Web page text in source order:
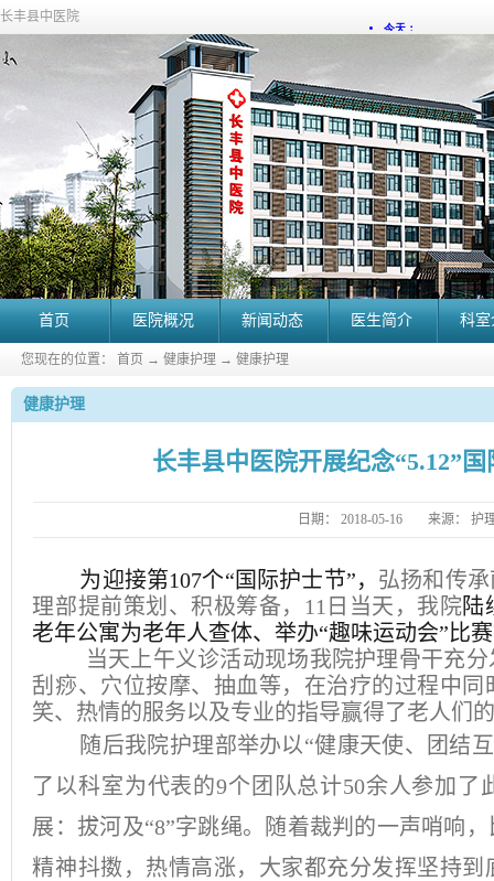
长丰县中医院
首页 医院概况 新闻动态 医生简介 科
您现在的位置： 首页 → 健康护理 → 健康护理
健康护理
长丰县中医院开展纪念“5.12”
日期： 2018-05-16 来源： 护
为迎接第107个“国际护士节”， 弘扬和传
理部提前策划、积极筹备，
11日当天，我院陆
老年公寓为老年人查体、举办“趣味运动会” 比
当天上午义诊活动现场我院护理骨干充
刮痧、穴位按摩、抽血等，在治疗的过程中
笑、热情的服务以及专业的指导赢得了老人们
随后我院护理部举办以“健康天使、团结
了以科室为代表的9个团队总计50余人参加了
展：拔河及“8”字跳绳。随着裁判的一声哨响
精神抖擞，热情高涨，大家都充分发挥坚持